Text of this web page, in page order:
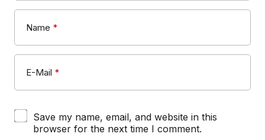
Name *
E-Mail *
Save my name, email, and website in this
browser for the next time I comment.